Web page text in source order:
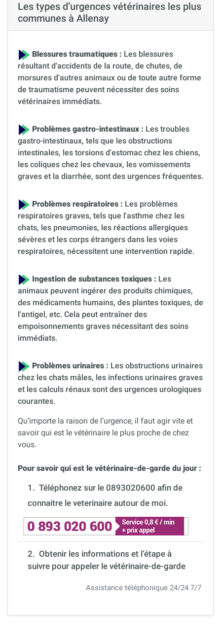
Les types d’urgences vétérinaires les plus
communes à Allenay
Blessures traumatiques : Les blessures
résultant d'accidents de la route, de chutes, de
morsures d'autres animaux ou de toute autre forme
de traumatisme peuvent nécessiter des soins
vétérinaires immédiats.
Problèmes gastro-intestinaux : Les troubles
gastro-intestinaux, tels que les obstructions
intestinales, les torsions d'estomac chez les chiens,
les coliques chez les chevaux, les vomissements
graves et la diarrhée, sont des urgences fréquentes.
Problèmes respiratoires : Les problèmes
respiratoires graves, tels que l'asthme chez les
chats, les pneumonies, les réactions allergiques
sévères et les corps étrangers dans les voies
respiratoires, nécessitent une intervention rapide.
Ingestion de substances toxiques : Les
animaux peuvent ingérer des produits chimiques,
des médicaments humains, des plantes toxiques, de
l'antigel, etc. Cela peut entraîner des
empoisonnements graves nécessitant des soins
immédiats.
Problèmes urinaires : Les obstructions urinaires
chez les chats mâles, les infections urinaires graves
et les calculs rénaux sont des urgences urologiques
courantes.
Qu’importe la raison de l’urgence, il faut agir vite et
savoir qui est le vétérinaire le plus proche de chez
vous.
Pour savoir qui est le vétérinaire-de-garde du jour :
1. Téléphonez sur le 0893020600 afin de
connaitre le veterinaire autour de moi.
2. Obtenir les informations et l’étape à
suivre pour appeler le vétérinaire-de-garde
Assistance téléphonique 24/24 7/7